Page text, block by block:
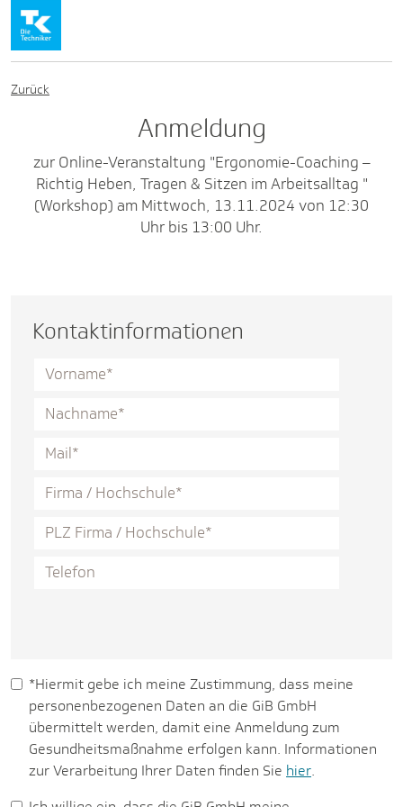
Zurück
Anmeldung
zur Online-Veranstaltung "Ergonomie-Coaching –
Richtig Heben, Tragen & Sitzen im Arbeitsalltag "
(Workshop) am Mittwoch, 13.11.2024 von 12:30
Uhr bis 13:00 Uhr.
Kontaktinformationen
*Hiermit gebe ich meine Zustimmung, dass meine
personenbezogenen Daten an die GiB GmbH
übermittelt werden, damit eine Anmeldung zum
Gesundheitsmaßnahme erfolgen kann. Informationen
zur Verarbeitung Ihrer Daten finden Sie hier.